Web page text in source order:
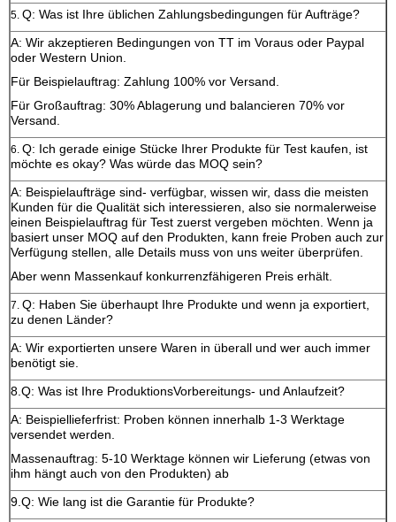
5. Q: Was ist Ihre üblichen Zahlungsbedingungen für Aufträge?
A: Wir akzeptieren Bedingungen von TT im Voraus oder Paypal
oder Western Union.
Für Beispielauftrag: Zahlung 100% vor Versand.
Für Großauftrag: 30% Ablagerung und balancieren 70% vor
Versand.
6. Q: Ich gerade einige Stücke Ihrer Produkte für Test kaufen, ist
möchte es okay? Was würde das MOQ sein?
A: Beispielaufträge sind- verfügbar, wissen wir, dass die meisten
Kunden für die Qualität sich interessieren, also sie normalerweise
einen Beispielauftrag für Test zuerst vergeben möchten. Wenn ja
basiert unser MOQ auf den Produkten, kann freie Proben auch zur
Verfügung stellen, alle Details muss von uns weiter überprüfen.
Aber wenn Massenkauf konkurrenzfähigeren Preis erhält.
7. Q: Haben Sie überhaupt Ihre Produkte und wenn ja exportiert,
zu denen Länder?
A: Wir exportierten unsere Waren in überall und wer auch immer
benötigt sie.
8.Q: Was ist Ihre ProduktionsVorbereitungs- und Anlaufzeit?
A: Beispiellieferfrist: Proben können innerhalb 1-3 Werktage
versendet werden.
Massenauftrag: 5-10 Werktage können wir Lieferung (etwas von
ihm hängt auch von den Produkten) ab
9.Q: Wie lang ist die Garantie für Produkte?